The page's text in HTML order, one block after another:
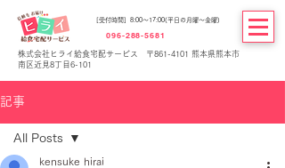
[受付時間] 8:00～17:00(平日の月曜～金曜)
096-288-5681
株式会社ヒライ給食宅配サービス 〒861-4101 熊本県熊本市
南区近見8丁目6-101
記事
All Posts
kensuke hirai